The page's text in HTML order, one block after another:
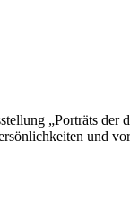
„Porträts
und